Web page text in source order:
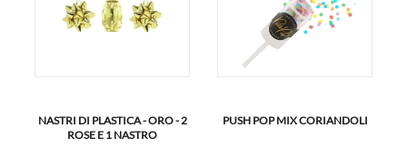
NASTRI DI PLASTICA - ORO - 2
ROSE E 1 NASTRO
PUSH POP MIX CORIANDOLI